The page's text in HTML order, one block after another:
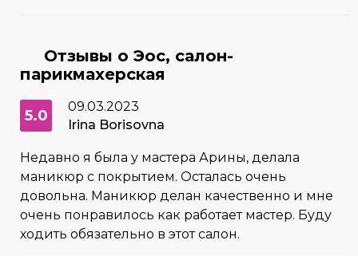
Отзывы о Эос, салон-
парикмахерская
5.0
09.03.2023
Irina Borisovna
Недавно я была у мастера Арины, делала
маникюр с покрытием. Осталась очень
довольна. Маникюр делан качественно и мне
очень понравилось как работает мастер. Буду
ходить обязательно в этот салон.